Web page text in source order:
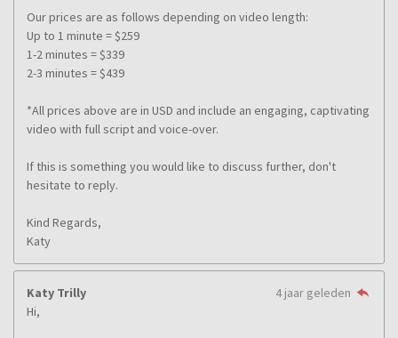
Our prices are as follows depending on video length:
Up to 1 minute = $259
1-2 minutes = $339
2-3 minutes = $439
*All prices above are in USD and include an engaging, captivating
video with full script and voice-over.
If this is something you would like to discuss further, don't
hesitate to reply.
Kind Regards,
Katy
Katy Trilly
4 jaar geleden
Hi,